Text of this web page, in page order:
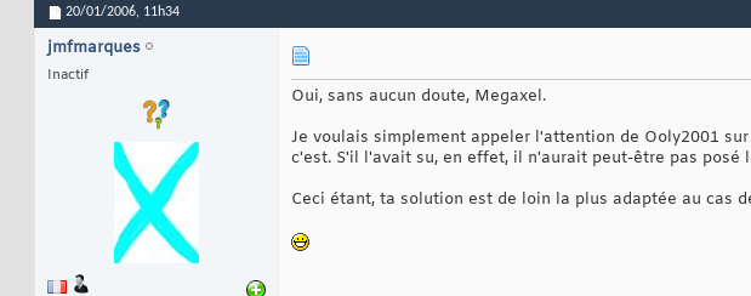
20/01/2006, 11h34
jmfmarques
Inactif
Oui, sans aucun doute, Megaxel.
Je voulais simplement appeler l'attention de Ooly2001
c'est. S'il l'avait su, en effet, il n'aurait peut-être pas posé
Ceci étant, ta solution est de loin la plus adaptée au cas